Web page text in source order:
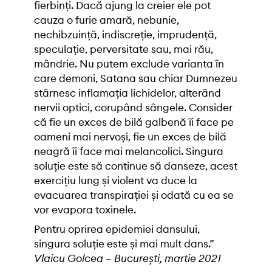
fierbinți. Dacă ajung la creier ele pot
cauza o furie amară, nebunie,
nechibzuință, indiscreție, imprudență,
speculație, perversitate sau, mai rău,
mândrie. Nu putem exclude varianta în
care demoni, Satana sau chiar Dumnezeu
stârnesc inflamația lichidelor, alterând
nervii optici, corupând sângele. Consider
că fie un exces de bilă galbenă îi face pe
oameni mai nervoși, fie un exces de bilă
neagră îi face mai melancolici. Singura
soluție este să continue să danseze, acest
exercițiu lung și violent va duce la
evacuarea transpirației și odată cu ea se
vor evapora toxinele.
Pentru oprirea epidemiei dansului,
singura soluție este și mai mult dans.”
Vlaicu Golcea – București, martie 2021